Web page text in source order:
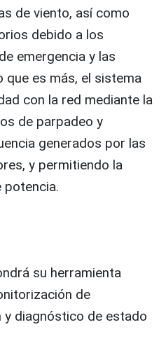
de viento, así como
debido a los
emergencia y las
que es más, el sistema
con la red mediante la
de parpadeo y
generados por las
y permitiendo la
potencia.
su herramienta
de
y diagnóstico de estado